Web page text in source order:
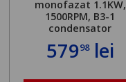
monofazat 1.1KW,
1500RPM, B3-1
condensator
57998lei